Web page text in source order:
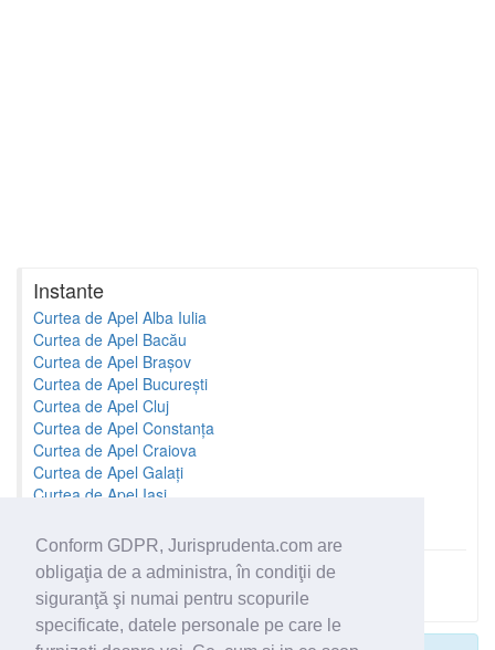
Conform GDPR, Jurisprudenta.com are
obligaţia de a administra, în condiţii de
siguranţă şi numai pentru scopurile
specificate, datele personale pe care le
Instante
Curtea de Apel Alba Iulia
Curtea de Apel Bacău
Curtea de Apel Brașov
Curtea de Apel București
Curtea de Apel Cluj
Curtea de Apel Constanța
Curtea de Apel Craiova
Curtea de Apel Galați
Curtea de Apel Iași
Toate instantele